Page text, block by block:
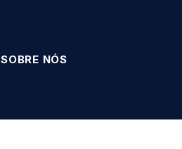
SOBRE NÓS